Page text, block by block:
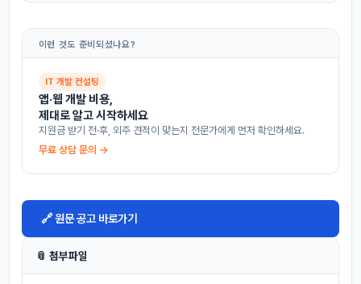
이런 것도 준비되셨나요?
IT 개발 컨설팅
앱·웹 개발 비용,
제대로 알고 시작하세요
지원금 받기 전·후, 외주 견적이 맞는지 전문가에게 먼저 확인하세요.
무료 상담 문의 →
🔗 원문 공고 바로가기
📎 첨부파일